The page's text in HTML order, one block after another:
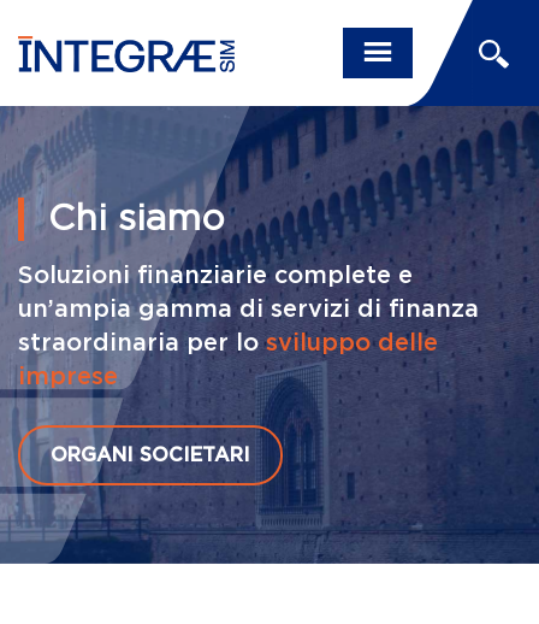
Chi siamo
Soluzioni finanziarie complete e
un’ampia gamma di servizi di finanza
straordinaria per losviluppo delle
imprese
ORGANI SOCIETARI